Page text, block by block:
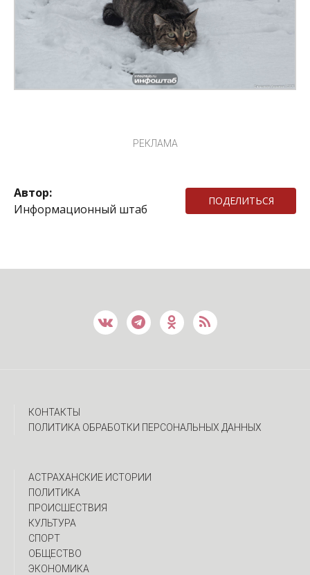
РЕКЛАМА
Автор:
Информационный штаб
ПОДЕЛИТЬСЯ
КОНТАКТЫ
ПОЛИТИКА ОБРАБОТКИ ПЕРСОНАЛЬНЫХ ДАННЫХ
АСТРАХАНСКИЕ ИСТОРИИ
ПОЛИТИКА
ПРОИСШЕСТВИЯ
КУЛЬТУРА
СПОРТ
ОБЩЕСТВО
ЭКОНОМИКА